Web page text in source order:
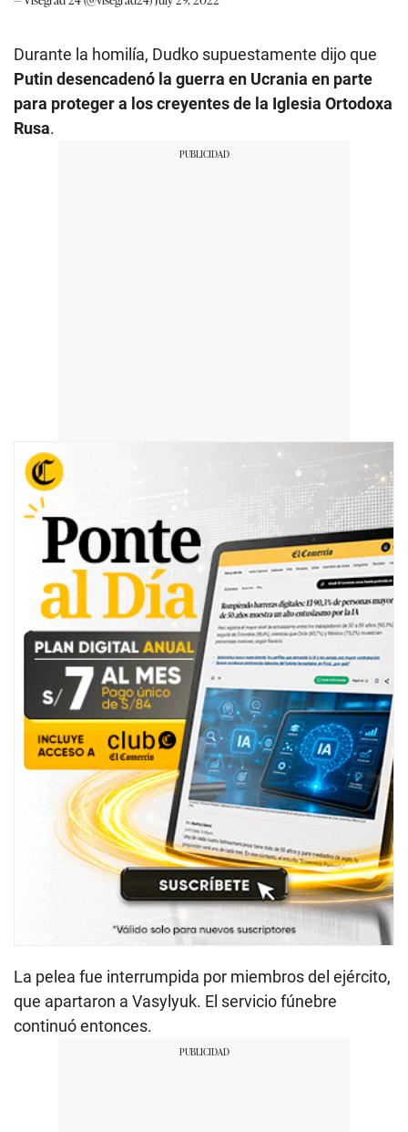
Durante la homilía, Dudko supuestamente dijo que
Putin desencadenó la guerra en Ucrania en parte
para proteger a los creyentes de la Iglesia Ortodoxa
Rusa.
La pelea fue interrumpida por miembros del ejército,
que apartaron a Vasylyuk. El servicio fúnebre
continuó entonces.